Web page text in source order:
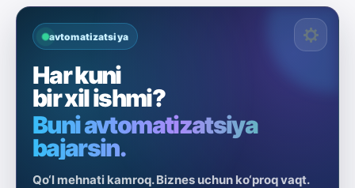
avtomatizatsiya
Har kuni
bir xil ishmi?
Buni avtomatizatsiya
bajarsin.
Qo‘l mehnati kamroq. Biznes uchun ko‘proq vaqt.